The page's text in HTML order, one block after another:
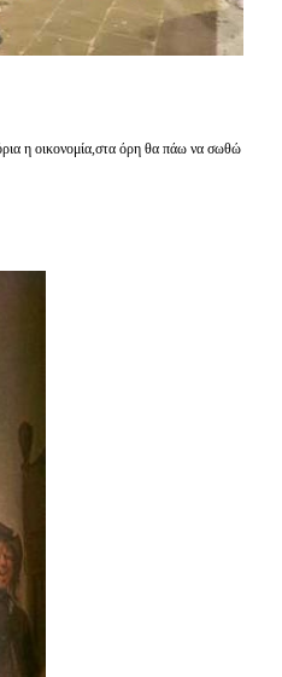
η οικονομία,στα όρη θα πάω να σωθώ